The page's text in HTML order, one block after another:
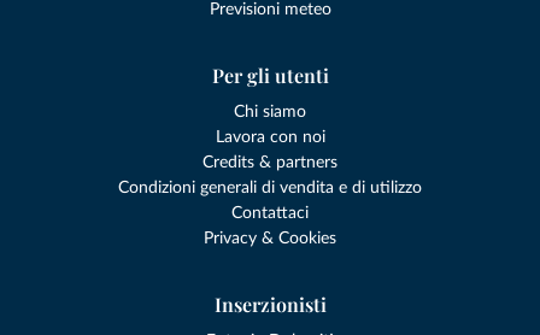
Previsioni meteo
Per gli utenti
Chi siamo
Lavora con noi
Credits & partners
Condizioni generali di vendita e di utilizzo
Contattaci
Privacy & Cookies
Inserzionisti